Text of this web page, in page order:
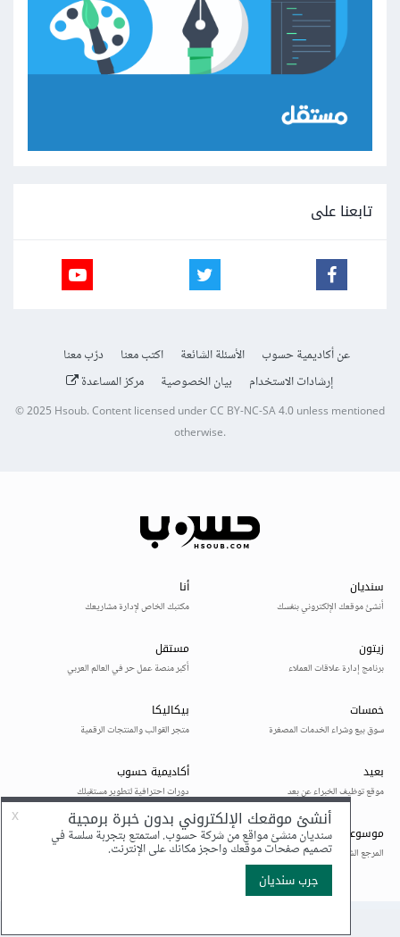
تابعنا على
عن أكاديمية حسوب الأسئلة الشائعة اكتب معنا
درّب معنا
إرشادات الاستخدام
بيان الخصوصية مركز المساعدة
© 2025Hsoub.Content licensed underCC BY-NC-SA 4.0unless mentioned
otherwise.